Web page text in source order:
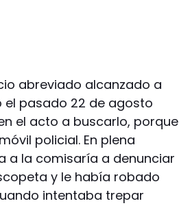
abreviado alcanzado a
el pasado 22 de agosto
el acto a buscarlo, porque
policial. En plena
a la comisaría a denunciar
y le había robado
intentaba trepar